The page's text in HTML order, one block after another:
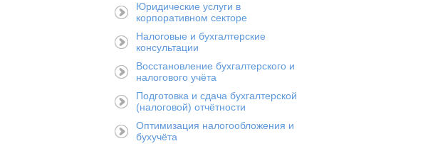
Юридические услуги в
корпоративном секторе
Налоговые и бухгалтерские
консультации
Восстановление бухгалтерского и
налогового учёта
Подготовка и сдача бухгалтерской
(налоговой) отчётности
Оптимизация налогообложения и
бухучёта